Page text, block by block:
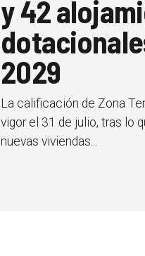
y 42
2029
La calificación de Zona
vigor el 31 de julio, tras lo
nuevas viviendas...